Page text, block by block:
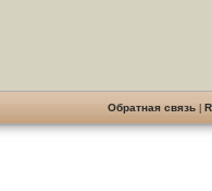
Обратная связь